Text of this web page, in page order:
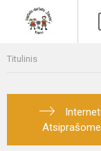
Titulinis